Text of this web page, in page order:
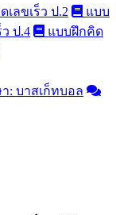
เลขเร็ว ป.2
แบบ
ป.4
แบบฝึกคิด
: บาสเก็ทบอล